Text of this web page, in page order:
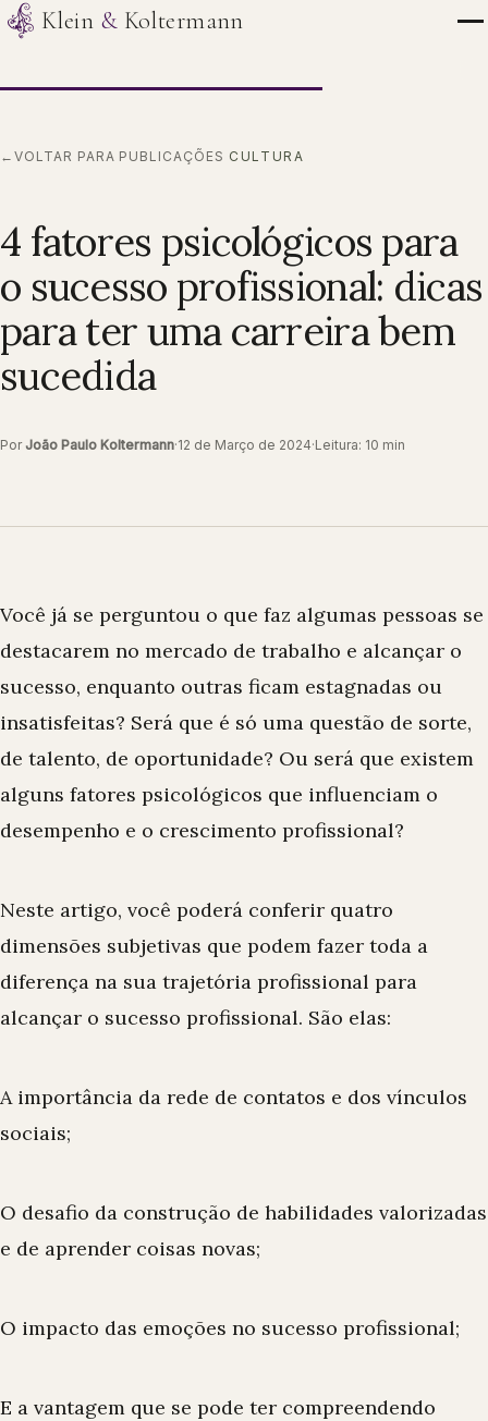
Klein & Koltermann
← VOLTAR PARA PUBLICAÇÕES CULTURA
4 fatores psicológicos para
o sucesso profissional: dicas
para ter uma carreira bem
sucedida
PorJoão Paulo Koltermann·12 de Março de 2024·Leitura: 10 min
Você já se perguntou o que faz algumas pessoas se
destacarem no mercado de trabalho e alcançar o
sucesso, enquanto outras ficam estagnadas ou
insatisfeitas? Será que é só uma questão de sorte,
de talento, de oportunidade? Ou será que existem
alguns fatores psicológicos que influenciam o
desempenho e o crescimento profissional?
Neste artigo, você poderá conferir quatro
dimensões subjetivas que podem fazer toda a
diferença na sua trajetória profissional para
alcançar o sucesso profissional. São elas:
A importância da rede de contatos e dos vínculos
sociais;
O desafio da construção de habilidades valorizadas
e de aprender coisas novas;
O impacto das emoções no sucesso profissional;
E a vantagem que se pode ter compreendendo